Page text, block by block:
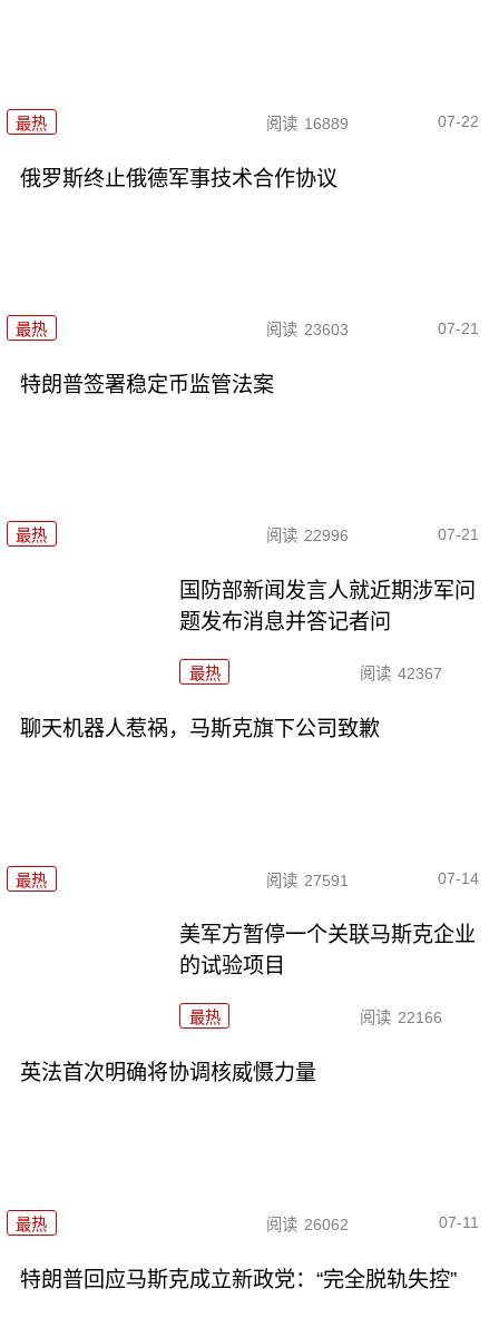
最热 阅读 16889 07-22
俄罗斯终止俄德军事技术合作协议
最热 阅读 23603 07-21
特朗普签署稳定币监管法案
最热 阅读 22996 07-21
国防部新闻发言人就近期涉军问
题发布消息并答记者问
最热 阅读 42367
聊天机器人惹祸，马斯克旗下公司致歉
最热 阅读 27591 07-14
美军方暂停一个关联马斯克企业
的试验项目
最热 阅读 22166
英法首次明确将协调核威慑力量
最热 阅读 26062 07-11
特朗普回应马斯克成立新政党：“完全脱轨失控”